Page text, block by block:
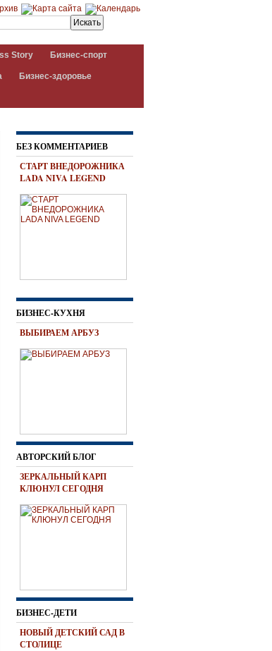
Story Бизнес-спорт
Бизнес-здоровье
БЕЗ КОММЕНТАРИЕВ
СТАРТ ВНЕДОРОЖНИКА
LADA NIVA LEGEND
БИЗНЕС-КУХНЯ
ВЫБИРАЕМ АРБУЗ
АВТОРСКИЙ БЛОГ
ЗЕРКАЛЬНЫЙ КАРП
КЛЮНУЛ СЕГОДНЯ
БИЗНЕС-ДЕТИ
НОВЫЙ ДЕТСКИЙ САД В
СТОЛИЦЕ